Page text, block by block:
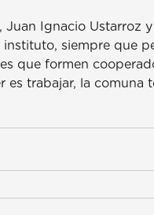
Ignacio Ustarroz
siempre que
que formen
es trabajar, la comuna